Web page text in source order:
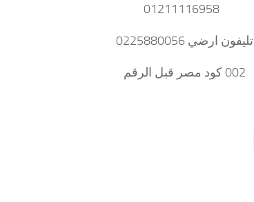
تليفون ارضي 0225880056
002 كود مصر قبل الرقم